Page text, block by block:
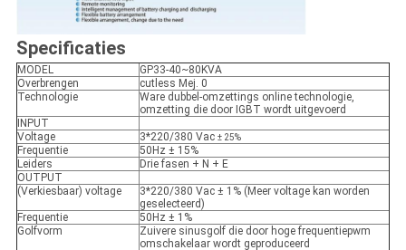
Specificaties
MODEL
GP33-40~80KVA
Overbrengen
cutless Mej. 0
Technologie
Ware dubbel-omzettings online technologie,
omzetting die door IGBT wordt uitgevoerd
INPUT
Voltage
3*220/380 Vac ± 25%
Frequentie
50Hz ± 15%
Leiders
Drie fasen + N + E
OUTPUT
(Verkiesbaar) voltage
3*220/380 Vac ± 1% (Meer voltage kan worden
geselecteerd)
Frequentie
50Hz ± 1%
Golfvorm
Zuivere sinusgolf die door hoge frequentiepwm
omschakelaar wordt geproduceerd